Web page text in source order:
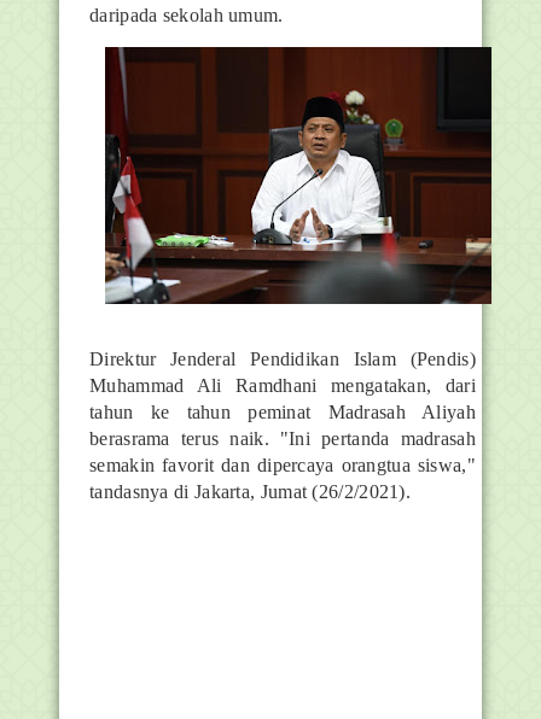
daripada sekolah umum.
Direktur Jenderal Pendidikan Islam (Pendis)
Muhammad Ali Ramdhani mengatakan, dari
tahun ke tahun peminat Madrasah Aliyah
berasrama terus naik. "Ini pertanda madrasah
semakin favorit dan dipercaya orangtua siswa,"
tandasnya di Jakarta, Jumat (26/2/2021).